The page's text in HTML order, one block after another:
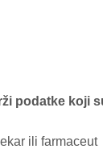
podatke koji
ili farmaceut